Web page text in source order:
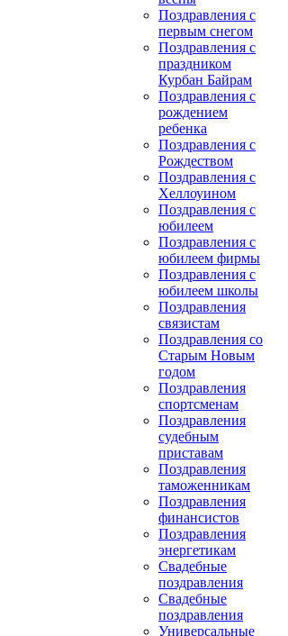
Поздравления с
первым снегом
Поздравления с
праздником
Курбан Байрам
Поздравления с
рождением
ребенка
Поздравления с
Рождеством
Поздравления с
Хеллоуином
Поздравления с
юбилеем
Поздравления с
юбилеем фирмы
Поздравления с
юбилеем школы
Поздравления
связистам
Поздравления со
Старым Новым
годом
Поздравления
спортсменам
Поздравления
судебным
приставам
Поздравления
таможенникам
Поздравления
финансистов
Поздравления
энергетикам
Свадебные
поздравления
Свадебные
поздравления
Универсальные